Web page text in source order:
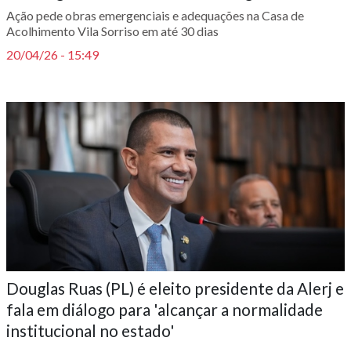
Ação pede obras emergenciais e adequações na Casa de
Acolhimento Vila Sorriso em até 30 dias
20/04/26 - 15:49
Douglas Ruas (PL) é eleito presidente da Alerj e
fala em diálogo para 'alcançar a normalidade
institucional no estado'